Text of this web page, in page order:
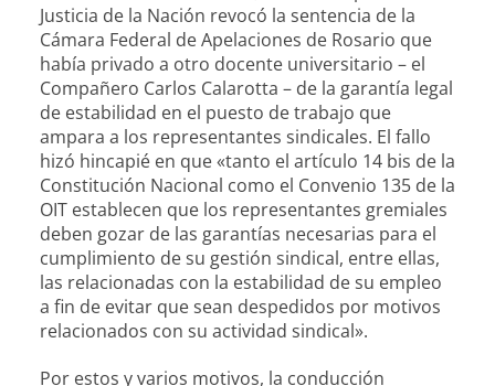
Justicia de la Nación revocó la sentencia de la
Cámara Federal de Apelaciones de Rosario que
había privado a otro docente universitario – el
Compañero Carlos Calarotta – de la garantía legal
de estabilidad en el puesto de trabajo que
ampara a los representantes sindicales. El fallo
hizó hincapié en que «tanto el artículo 14 bis de la
Constitución Nacional como el Convenio 135 de la
OIT establecen que los representantes gremiales
deben gozar de las garantías necesarias para el
cumplimiento de su gestión sindical, entre ellas,
las relacionadas con la estabilidad de su empleo
a fin de evitar que sean despedidos por motivos
relacionados con su actividad sindical».
Por estos y varios motivos, la conducción